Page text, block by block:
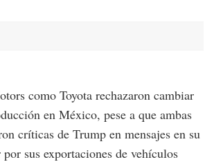
como Toyota rechazaron cambiar
en México, pese a que ambas
críticas de Trump en mensajes en su
sus exportaciones de vehículos